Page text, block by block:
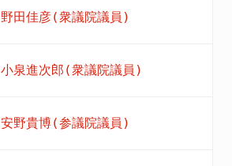
野田佳彦(衆議院議員)
小泉進次郎(衆議院議員)
安野貴博(参議院議員)